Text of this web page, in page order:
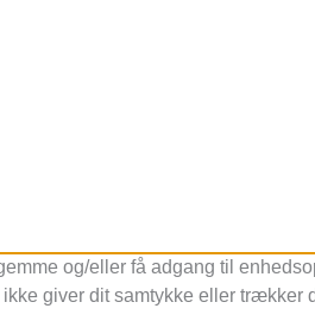
og/eller få adgang til
giver dit samtykke eller